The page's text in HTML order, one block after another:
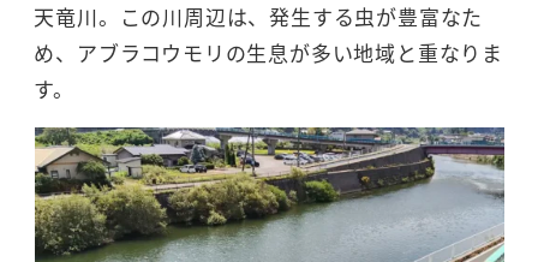
天竜川。この川周辺は、発生する虫が豊富なた
め、アブラコウモリの生息が多い地域と重なりま
す。